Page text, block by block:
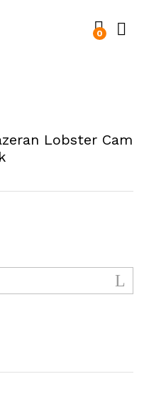
0
Lobster Cam